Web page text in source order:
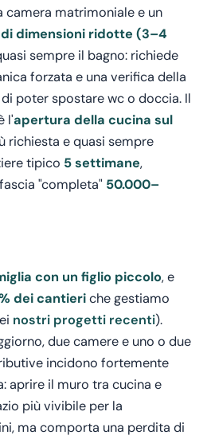
camera matrimoniale e un
dimensioni ridotte (3–4
sempre il bagno: richiede
forzata e una verifica della
poter spostare wc o doccia. Il
l'apertura della cucina sul
richiesta e quasi sempre
tipico 5 settimane,
"completa" 50.000–
con un figlio piccolo, e
dei cantieriche gestiamo
nostri progetti recenti).
due camere e uno o due
incidono fortemente
aprire il muro tra cucina e
più vivibile per la
ma comporta una perdita di